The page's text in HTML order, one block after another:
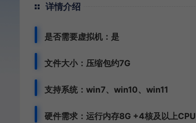
详情介绍
是否需要虚拟机：是
文件大小：压缩包约7G
支持系统：win7、win10、win11
硬件需求：运行内存8G +4核及以上CPU